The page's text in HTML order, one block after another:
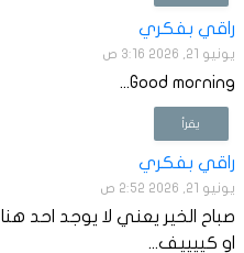
راقي بفكري
يونيو 21, 2026 3:16 ص
Good morning...
يقرأ
راقي بفكري
يونيو 21, 2026 2:52 ص
صباح الخير يعني لا يوجد احد هنا
او كييييف...